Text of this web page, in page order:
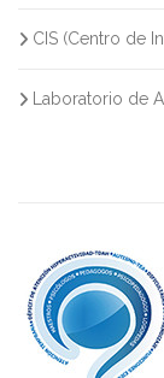
CIS (Centro de
Laboratorio de